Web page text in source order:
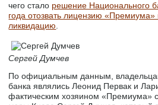
чего стало решение Национального
года отозвать лицензию «Премиума»
ликвидацию
Сергей Думчев
По официальным данным,
банка являлись Леонид Первак и
фактическим хозяином «Премиума»